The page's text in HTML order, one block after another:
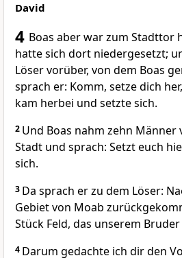
David
4 Boas aber war zum Stadttor
hatte sich dort niedergesetzt;
Löser vorüber, von dem Boas
sprach er: Komm, setze dich
kam herbei und setzte sich.
2 Und Boas nahm zehn Männer
Stadt und sprach: Setzt euch
sich.
3 Da sprach er zu dem Löser:
Gebiet von Moab
Stück Feld, das unserem
4 Darum gedachte ich dir den